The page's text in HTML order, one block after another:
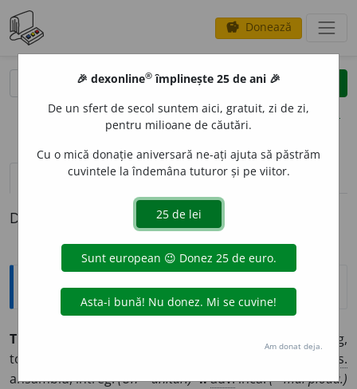
savings Donează
clear
opțiuni
definiții (1) pronunțievolume_up (50)
Definiția cu ID-ul 1046681:
Sinonime
TOT
complet, deplin, integral, întreg,
total.
s.
ansamblu, întreg.(Un ~ unitar.)4.adv.încă.(~ mai plouă.)
🎉 dexonline® împlinește 25 de ani 🎉
De un sfert de secol suntem aici, gratuit, zi de zi,
pentru milioane de căutări.
Cu o mică donație aniversară ne-ați ajuta să păstrăm
cuvintele la îndemâna tuturor și pe viitor.
Am donat deja.